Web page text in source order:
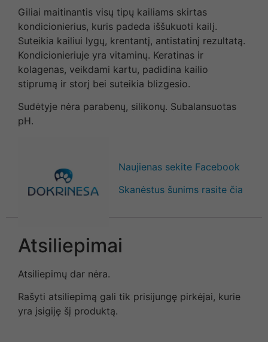
Giliai maitinantis visų tipų kailiams skirtas
kondicionierius, kuris padeda iššukuoti kailį.
Suteikia kailiui lygų, krentantį, antistatinį rezultatą.
Kondicionieriuje yra vitaminų. Keratinas ir
kolagenas, veikdami kartu, padidina kailio
stiprumą ir storį bei suteikia blizgesio.
Sudėtyje nėra parabenų, silikonų. Subalansuotas
pH.
Naujienas sekite Facebook
Skanėstus šunims rasite čia
Atsiliepimai
Atsiliepimų dar nėra.
Rašyti atsiliepimą gali tik prisijungę pirkėjai, kurie
yra įsigiję šį produktą.